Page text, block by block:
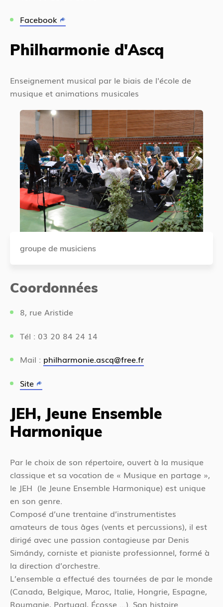
Facebook
Philharmonie d'Ascq
Enseignement musical par le biais de l'école de
musique et animations musicales
groupe de musiciens
Coordonnées
8, rue Aristide
Tél : 03 20 84 24 14
Mail : philharmonie.ascq@free.fr
Site
JEH, Jeune Ensemble
Harmonique
Par le choix de son répertoire, ouvert à la musique
classique et sa vocation de « Musique en partage »,
le JEH (le Jeune Ensemble Harmonique) est unique
en son genre.
Composé d’une trentaine d’instrumentistes
amateurs de tous âges (vents et percussions), il est
dirigé avec une passion contagieuse par Denis
Simándy, corniste et pianiste professionnel, formé à
la direction d’orchestre.
L’ensemble a effectué des tournées de par le monde
(Canada, Belgique, Maroc, Italie, Hongrie, Espagne,
Roumanie, Portugal, Écosse …). Son histoire